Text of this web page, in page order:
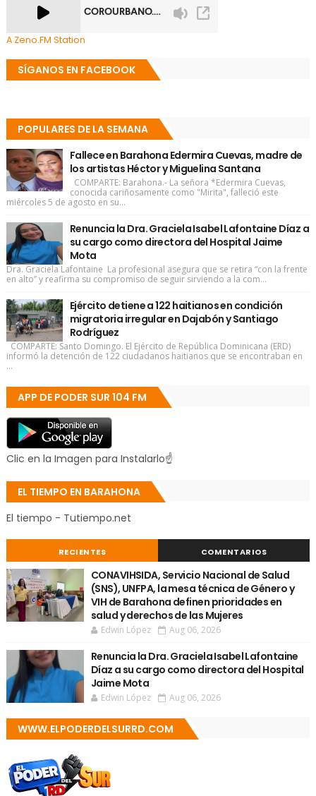
A Zeno.FM Station
SÍGANOS EN FACEBOOK
POPULARES DE LA SEMANA
Fallece en Barahona Edermira Cuevas, madre de
los artistas Héctor y Miguelina Santana
COMPARTE: Barahona.- La señora *Edermira Cuevas,
conocida cariñosamente como "Mirita", falleció este
miércoles 5 de agosto en su...
Renuncia la Dra. Graciela Isabel Lafontaine Díaz a
su cargo como directora del Hospital Jaime
Mota
Dra. Graciela Lafontaine La profesional asegura que se retira “con la frente
en alto” y reafirma su compromiso de seguir sirviendo a la com...
Ejército detiene a 122 haitianos en condición
migratoria irregular en Dajabón y Santiago
Rodríguez
COMPARTE: Santo Domingo. El Ejército de República Dominicana (ERD)
informó la detención de 122 ciudadanos haitianos que se encontraban en
...
APP DE PODER SUR 104 FM
Clic en la Imagen para Instalarlo☝
EL TIEMPO EN BARAHONA
El tiempo - Tutiempo.net
RECIENTES COMENTARIOS
CONAVIHSIDA, Servicio Nacional de Salud
(SNS), UNFPA, la mesa técnica de Género y
VIH de Barahona definen prioridades en
salud y derechos de las Mujeres
Edwin López Aug 06, 2026
Renuncia la Dra. Graciela Isabel Lafontaine
Díaz a su cargo como directora del Hospital
Jaime Mota
Edwin López Aug 06, 2026
WWW.ELPODERDELSURRD.COM